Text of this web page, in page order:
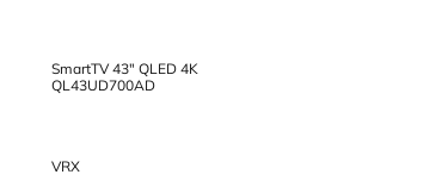
SmartTV 43" QLED 4K
QL43UD700AD
VRX